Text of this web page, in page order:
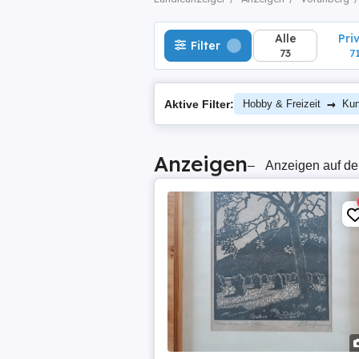
Filter Alle
73
Aktive Filter: Hobby & Freizeit →
Anzeigen– Anzeigen auf